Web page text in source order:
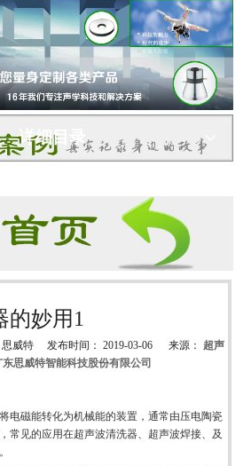
详细目录
的妙用1
威特 发布时间： 2019-03-06 来源： 超声
思威特智能科技股份有限公司
电磁能转化为机械能的装置，通常由压电陶瓷
常见的应用在超声波清洗器、超声波焊接、及